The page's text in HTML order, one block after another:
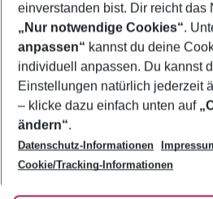
Footer
Footer navigation
Über uns
AGB
Bestpreisgarantie
Cookie-Einstellungen ändern
Cookie-Richtlinie
Agenturbetreuung
Barrierefreies Reisen
Folge uns
einverstanden bist. Dir reicht das
„Nur notwendige Cookies“.
anpassen“ kannst du deine
individuell anpassen. Du kannst
Einstellungen natürlich jederzeit
– klicke dazu einfach unten auf
ändern“.
Datenschutz-Informationen
Cookie/Tracking-Informationen